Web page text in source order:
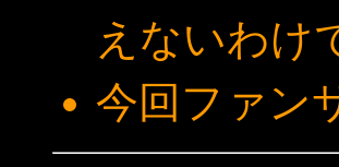
えないわけ
今回ファン